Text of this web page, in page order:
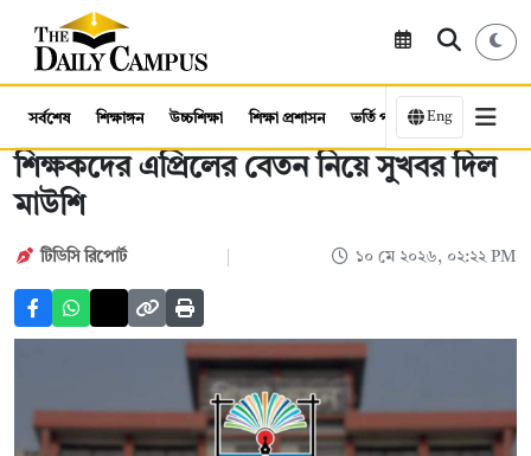
সর্বশেষ শিক্ষাঙ্গন উচ্চশিক্ষা শিক্ষা প্রশাসন ভর্তি পরীক্ষা কর্মসংস্থান
Eng
শিক্ষকদের এপ্রিলের বেতন নিয়ে সুখবর দিল
মাউশি
টিডিসি রিপোর্ট ১০ মে ২০২৬, ০২:২২ PM